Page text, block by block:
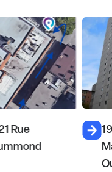
Rue